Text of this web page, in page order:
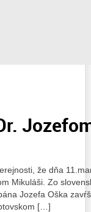
že dňa
Mikuláši. Zo
Jozefa Oška
[…]